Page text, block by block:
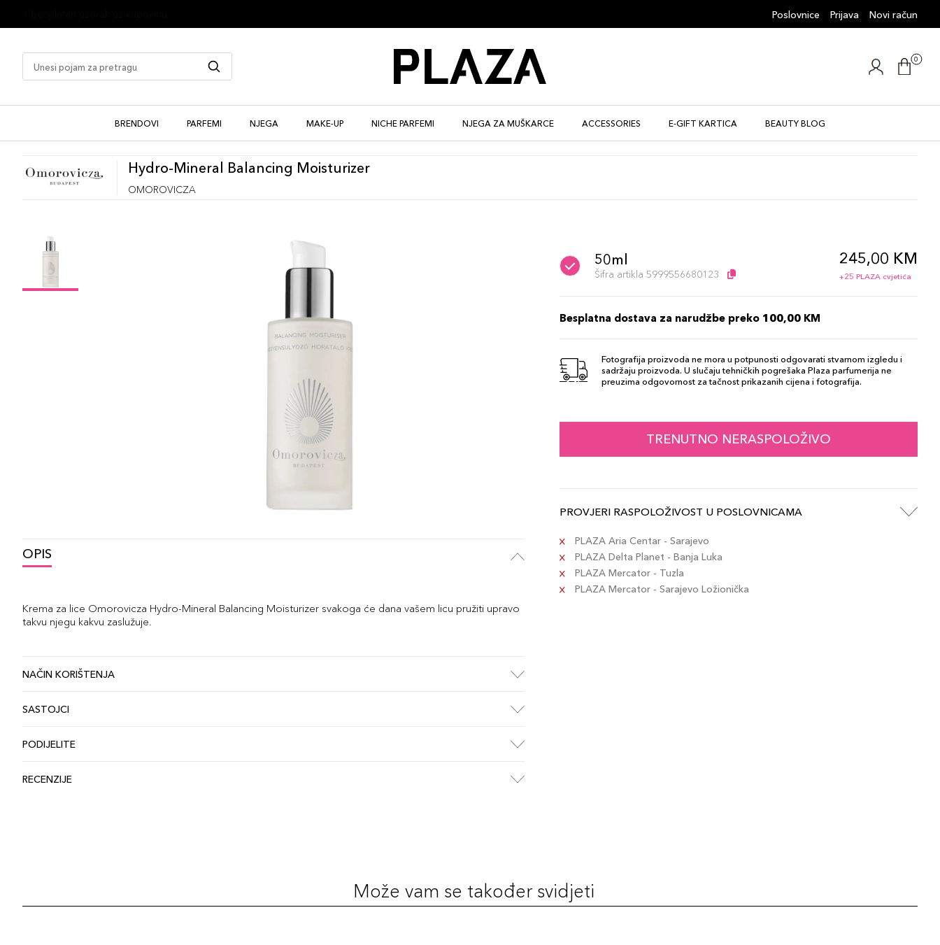
Poslovnice Prijava Novi račun
0
BRENDOVI PARFEMI NJEGA MAKE-UP NICHE PARFEMI NJEGA ZA MUŠKARCE ACCESSORIES E-GIFT KARTICA BEAUTY BLOG
Hydro-Mineral Balancing Moisturizer
OMOROVICZA
OPIS
Krema za lice Omorovicza Hydro-Mineral Balancing Moisturizer svakoga će dana vašem licu pružiti upravo
takvu njegu kakvu zaslužuje.
NAČIN KORIŠTENJA
SASTOJCI
PODIJELITE
RECENZIJE
50ml
Šifra artikla 5999556680123
245,00 KM
+25 PLAZA cvjetića
Besplatna dostava za narudžbe preko 100,00 KM
Fotografija proizvoda ne mora u potpunosti odgovarati stvarnom izgledu i
sadržaju proizvoda. U slučaju tehničkih pogrešaka Plaza parfumerija ne
preuzima odgovornost za tačnost prikazanih cijena i fotografija.
TRENUTNO NERASPOLOŽIVO
PROVJERI RASPOLOŽIVOST U POSLOVNICAMA
PLAZA Aria Centar - Sarajevo
PLAZA Delta Planet - Banja Luka
PLAZA Mercator - Tuzla
PLAZA Mercator - Sarajevo Ložionička
Može vam se također svidjeti